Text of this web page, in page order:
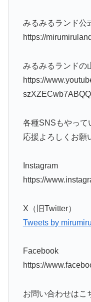
みるみるランド公
https://
みるみるランドの
https://
szXZECwb7ABQQ
各種SNSもやって
応援よろしくお願
Instagram
https://
X（旧Twitter）
Tweets by
Facebook
https://
お問い合わせはこ